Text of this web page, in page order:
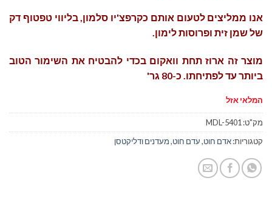
אנו ממליצים לטעום אותם כקרפצ'יו סלמון, בליווי טפטוף דק
של שמן זית ופרוסות לימון.
מוצר זה ארוז תחת וואקום בכדי להבטיח את השימור הטוב
ביותר עד לפתיחתו. כ-80 גר'
המלאי אזל
מק"ט: MDL-5401
קטגוריות:אדם חוט, עדם חוט,מעדנים ודליקטסן